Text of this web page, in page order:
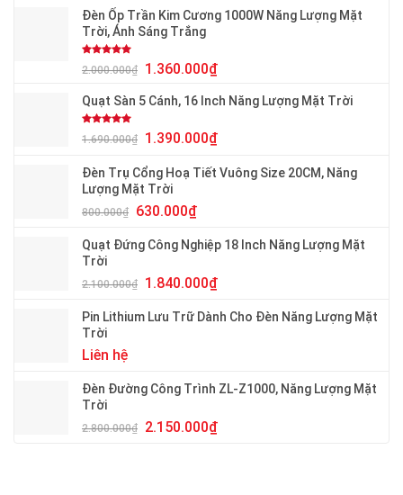
Đèn Ốp Trần Kim Cương 1000W Năng Lượng Mặt
Trời, Ánh Sáng Trắng
Được xếp
hạng5.00
2.000.000₫ 1.360.000₫
Quạt Sàn 5 Cánh, 16 Inch Năng Lượng Mặt Trời
Được xếp
hạng5.00
1.690.000₫ 1.390.000₫
Đèn Trụ Cổng Hoạ Tiết Vuông Size 20CM, Năng
Lượng Mặt Trời
800.000₫ 630.000₫
Quạt Đứng Công Nghiệp 18 Inch Năng Lượng Mặt
Trời
2.100.000₫ 1.840.000₫
Pin Lithium Lưu Trữ Dành Cho Đèn Năng Lượng Mặt
Trời
Liên hệ
Đèn Đường Công Trình ZL-Z1000, Năng Lượng Mặt
Trời
2.800.000₫ 2.150.000₫